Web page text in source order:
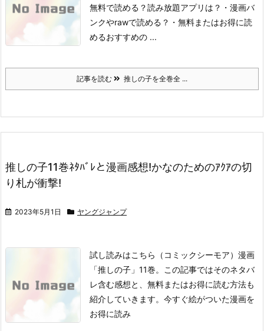
無料で読める？読み放題アプリは？ ・漫画バ
ンクやrawで読める？ ・無料またはお得に読
めるおすすめの ...
記事を読む 推しの子を全巻全 ...
推しの子11巻ﾈﾀﾊﾞﾚと漫画感想!かなのためのｱｸｱの切
り札が衝撃!
2023年5月1日 ヤングジャンプ
試し読みはこちら （コミックシーモア） 漫画
「推しの子」11巻。
この記事ではそのネタバ
レ含む感想と、無料またはお得に読む方法も
紹介していきます。 今すぐ絵がついた漫画を
お得に読み